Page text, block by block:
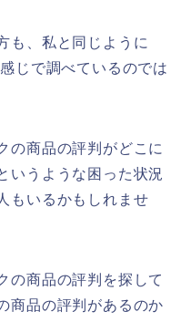
も、私と同じように
じで調べているのでは
の商品の評判がどこに
いうような困った状況
もいるかもしれませ
の商品の評判を探して
商品の評判があるのか